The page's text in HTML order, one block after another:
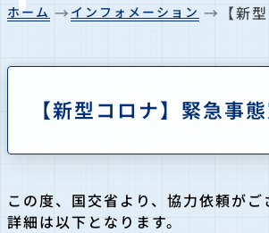
ホーム インフォメーション 【新
【新型コロナ】緊急事
この度、国交省より、協力依頼がご
詳細は以下となります。